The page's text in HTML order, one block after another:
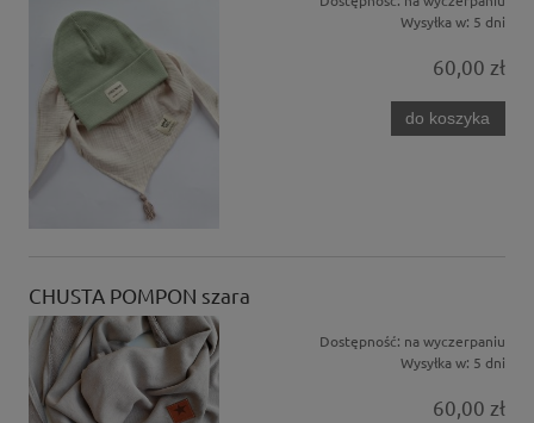
Wysyłka w: 5 dni
60,00 zł
do koszyka
CHUSTA POMPON szara
Dostępność: na wyczerpaniu
Wysyłka w: 5 dni
60,00 zł